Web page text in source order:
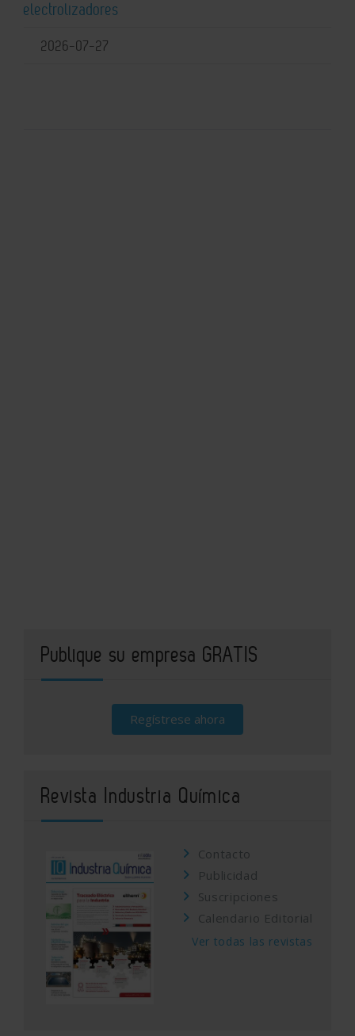
electrolizadores
2026-07-27
Publique su empresa GRATIS
Regístrese ahora
Revista Industria Química
Contacto
Publicidad
Suscripciones
Calendario Editorial
Ver todas las revistas